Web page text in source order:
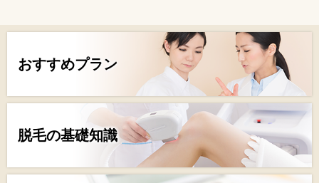
おすすめプラン
脱毛の基礎知識